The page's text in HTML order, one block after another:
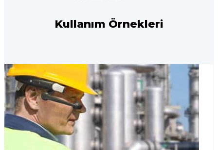
Kullanım Örnekleri